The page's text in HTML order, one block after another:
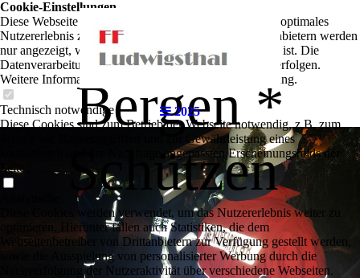
2025
Retten *
Bergen *
Schützen
Cookie-Einstellungen
Diese Webseite verwendet Cookies, um Besuchern ein optimales
Nutzererlebnis zu bieten. Bestimmte Inhalte von Drittanbietern werden
nur angezeigt, wenn die entsprechende Option aktiviert ist. Die
Datenverarbeitung kann dann auch in einem Drittland erfolgen.
Weitere Informationen hierzu in der Datenschutzerklärung.
Technisch notwendige
Diese Cookies sind zum Betrieb der Webseite notwendig, z.B. zum
Schutz vor Hackerangriffen und zur Gewährleistung eines
konsistenten und der Nachfrage angepassten Erscheinungsbilds der
Seite.
Diese Cookies werden verwendet, um das Nutzererlebnis weiter zu
optimieren. Hierunter fallen auch Statistiken, die dem
Webseitenbetreiber von Drittanbietern zur Verfügung gestellt werden,
sowie die Ausspielung von personalisierter Werbung durch die
Nachverfolgung der Nutzeraktivität über verschiedene Webseiten.